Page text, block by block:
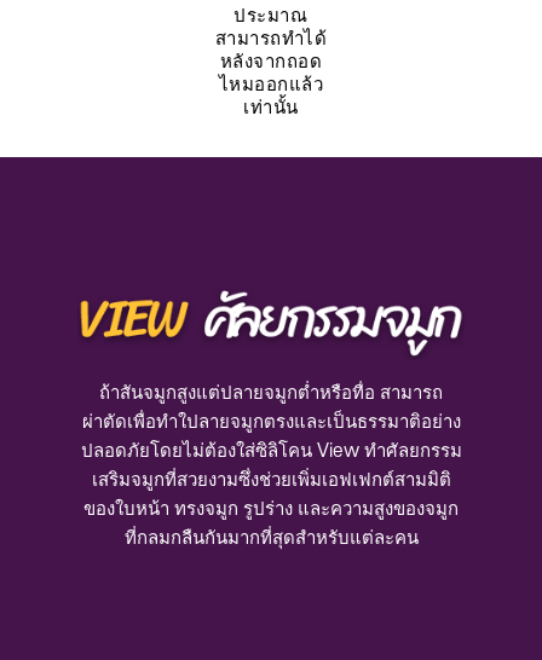
สามารถทำได้
หลังจากถอด
ไหมออกแล้ว
เท่านั้น
ถ้าสันจมูกสูงแต่ปลายจมูกต่ำหรือทื่อ สามารถ
ผ่าตัดเพื่อทำใปลายจมูกตรงและเป็นธรรมาติอย่าง
ปลอดภัยโดยไม่ต้องใส่ซิลิโคน View ทำศัลยกรรม
เสริมจมูกที่สวยงามซึ่งช่วยเพิ่มเอฟเฟกต์สามมิติ
ของใบหน้า ทรงจมูก รูปร่าง และความสูงของจมูก
ที่กลมกลืนกันมากที่สุดสำหรับแต่ละคน